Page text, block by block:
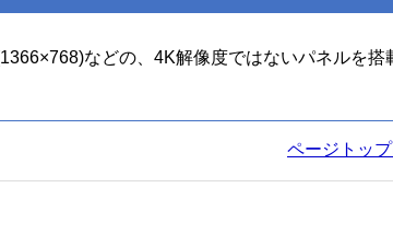
などの、4K解像度ではないパネルを搭
ページトッ